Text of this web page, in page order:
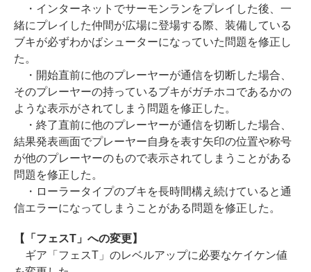
・インターネットでサーモンランをプレイした後、一
緒にプレイした仲間が広場に登場する際、装備している
ブキが必ずわかばシューターになっていた問題を修正し
た。
・開始直前に他のプレーヤーが通信を切断した場合、
そのプレーヤーの持っているブキがガチホコであるかの
ような表示がされてしまう問題を修正した。
・終了直前に他のプレーヤーが通信を切断した場合、
結果発表画面でプレーヤー自身を表す矢印の位置や称号
が他のプレーヤーのもので表示されてしまうことがある
問題を修正した。
・ローラータイプのブキを長時間構え続けていると通
信エラーになってしまうことがある問題を修正した。
【「フェスT」への変更】
ギア「フェスT」のレベルアップに必要なケイケン値